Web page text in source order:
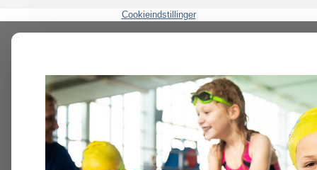
Cookieindstillinger